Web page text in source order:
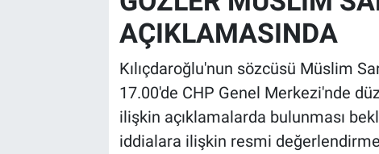
AÇIKLAMASINDA
Kılıçdaroğlu'nun sözcüsü Müslim
17.00'de CHP Genel Merkezi'nde
ilişkin açıklamalarda bulunması
iddialara ilişkin resmi